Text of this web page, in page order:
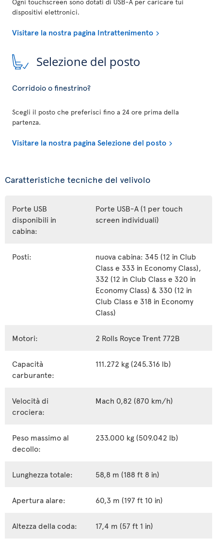
Ogni touchscreen sono dotati di USB-A per caricare tui
dispositivi elettronici.
Visitare la nostra pagina Intrattenimento
Selezione del posto
Corridoio o finestrino?
Scegli il posto che preferisci fino a 24 ore prima della
partenza.
Visitare la nostra pagina Selezione del posto
Caratteristiche tecniche del velivolo
Porte USB
disponibili in
cabina:
Porte USB-A (1 per touch
screen individuali)
Posti:
nuova cabina: 345 (12 in Club
Class e 333 in Economy Class),
332 (12 in Club Class e 320 in
Economy Class) & 330 (12 in
Club Class e 318 in Economy
Class)
Motori: 2 Rolls Royce Trent 772B
Capacità
carburante:
111.272 kg (245.316 lb)
Velocità di
crociera:
Mach 0,82 (870 km/h)
Peso massimo al
decollo:
233.000 kg (509.042 lb)
Lunghezza totale: 58,8 m (188 ft 8 in)
Apertura alare: 60,3 m (197 ft 10 in)
Altezza della coda: 17,4 m (57 ft 1 in)